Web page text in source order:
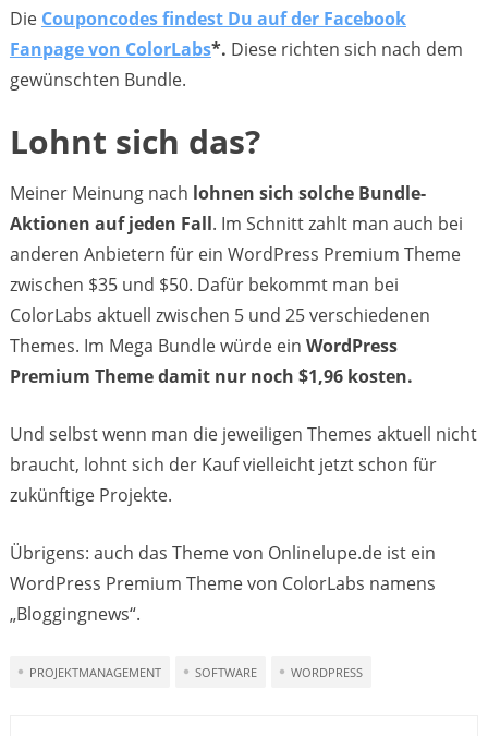
Die Couponcodes findest Du auf der Facebook
Fanpage von ColorLabs*. Diese richten sich nach dem
gewünschten Bundle.
Lohnt sich das?
Meiner Meinung nach lohnen sich solche Bundle-
Aktionen auf jeden Fall. Im Schnitt zahlt man auch bei
anderen Anbietern für ein WordPress Premium Theme
zwischen $35 und $50. Dafür bekommt man bei
ColorLabs aktuell zwischen 5 und 25 verschiedenen
Themes. Im Mega Bundle würde ein WordPress
Premium Theme damit nur noch $1,96 kosten.
Und selbst wenn man die jeweiligen Themes aktuell nicht
braucht, lohnt sich der Kauf vielleicht jetzt schon für
zukünftige Projekte.
Übrigens: auch das Theme von Onlinelupe.de ist ein
WordPress Premium Theme von ColorLabs namens
„Bloggingnews“.
PROJEKTMANAGEMENT SOFTWARE WORDPRESS